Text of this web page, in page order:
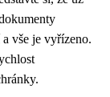
vše je vyřízeno.